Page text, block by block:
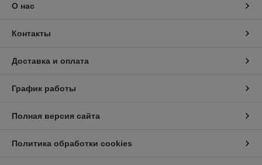
О нас
Контакты
Доставка и оплата
График работы
Полная версия сайта
Политика обработки cookies